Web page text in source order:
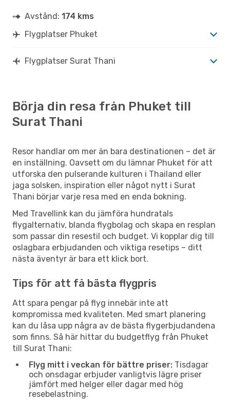
Avstånd: 174 kms
Flygplatser Phuket
Flygplatser Surat Thani
Börja din resa från Phuket till
Surat Thani
Resor handlar om mer än bara destinationen – det är
en inställning. Oavsett om du lämnar Phuket för att
utforska den pulserande kulturen i Thailand eller
jaga solsken, inspiration eller något nytt i Surat
Thani börjar varje resa med en enda bokning.
Med Travellink kan du jämföra hundratals
flygalternativ, blanda flygbolag och skapa en resplan
som passar din resestil och budget. Vi kopplar dig till
oslagbara erbjudanden och viktiga resetips – ditt
nästa äventyr är bara ett klick bort.
Tips för att få bästa flygpris
Att spara pengar på flyg innebär inte att
kompromissa med kvaliteten. Med smart planering
kan du låsa upp några av de bästa flygerbjudandena
som finns. Så här hittar du budgetflyg från Phuket
till Surat Thani:
Flyg mitt i veckan för bättre priser: Tisdagar
och onsdagar erbjuder vanligtvis lägre priser
jämfört med helger eller dagar med hög
resebelastning.